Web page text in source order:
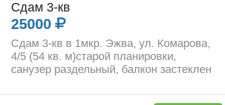
Сдам 3-кв
25000
Сдам 3-кв в 1мкр. Эжва, ул. Комарова,
4/5 (54 кв. м)старой планировки,
санузер раздельный, балкон застеклен